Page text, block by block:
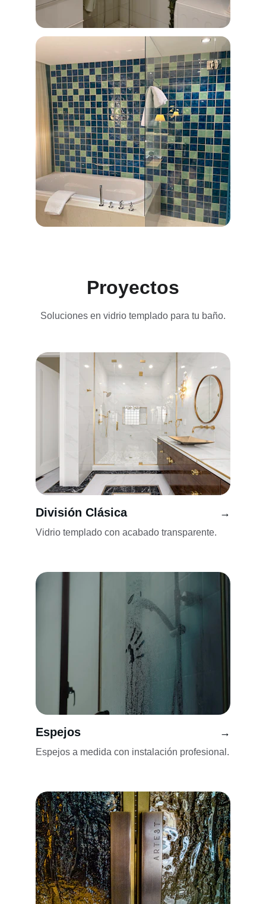
Proyectos
Soluciones en vidrio templado para tu baño.
División Clásica
Vidrio templado con acabado transparente.
Espejos
Espejos a medida con instalación profesional.
→
→